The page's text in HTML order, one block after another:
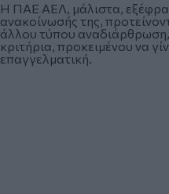
Η ΠΑΕ ΑΕΛ, μάλιστα,
ανακοίνωσής της,
άλλου τύπου
κριτήρια, προκειμένου να
επαγγελματική.